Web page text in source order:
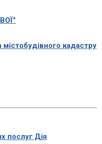
кадастру
послуг Дія